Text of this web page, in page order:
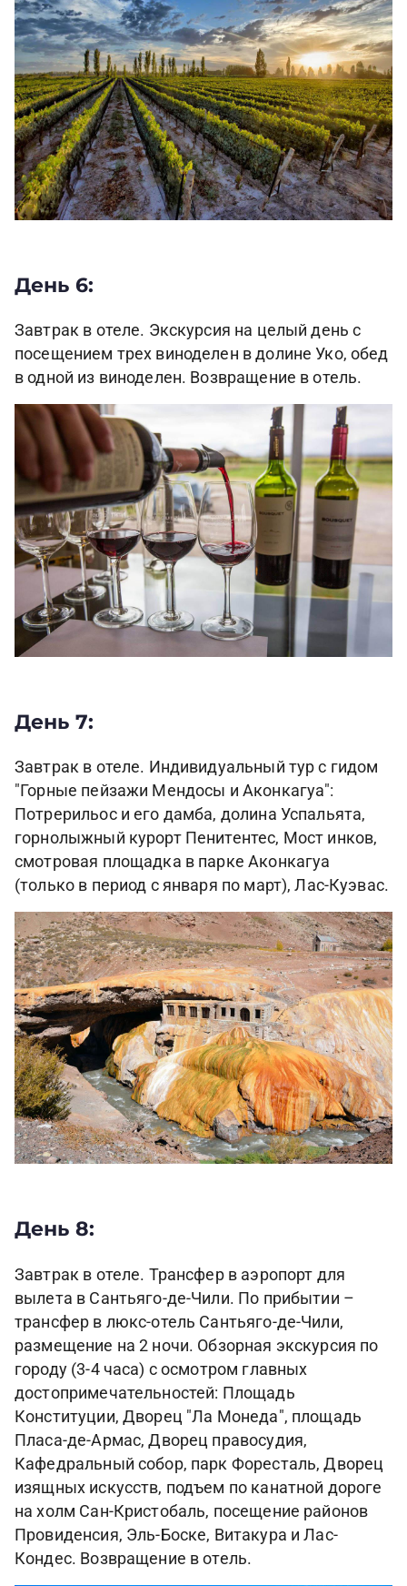
День 6:
Завтрак в отеле. Экскурсия на целый день с
посещением трех виноделен в долине Уко, обед
в одной из виноделен. Возвращение в отель.
День 7:
Завтрак в отеле. Индивидуальный тур с гидом
"Горные пейзажи Мендосы и Аконкагуа":
Потрерильос и его дамба, долина Успальята,
горнолыжный курорт Пенитентес, Мост инков,
смотровая площадка в парке Аконкагуа
(только в период с января по март), Лас-Куэвас.
День 8:
Завтрак в отеле. Трансфер в аэропорт для
вылета в Сантьяго-де-Чили. По прибытии –
трансфер в люкс-отель Сантьяго-де-Чили,
размещение на 2 ночи. Обзорная экскурсия по
городу (3-4 часа) с осмотром главных
достопримечательностей: Площадь
Конституции, Дворец "Ла Монеда", площадь
Пласа-де-Армас, Дворец правосудия,
Кафедральный собор, парк Форесталь, Дворец
изящных искусств, подъем по канатной дороге
на холм Сан-Кристобаль, посещение районов
Провиденсия, Эль-Боске, Витакура и Лас-
Кондес. Возвращение в отель.